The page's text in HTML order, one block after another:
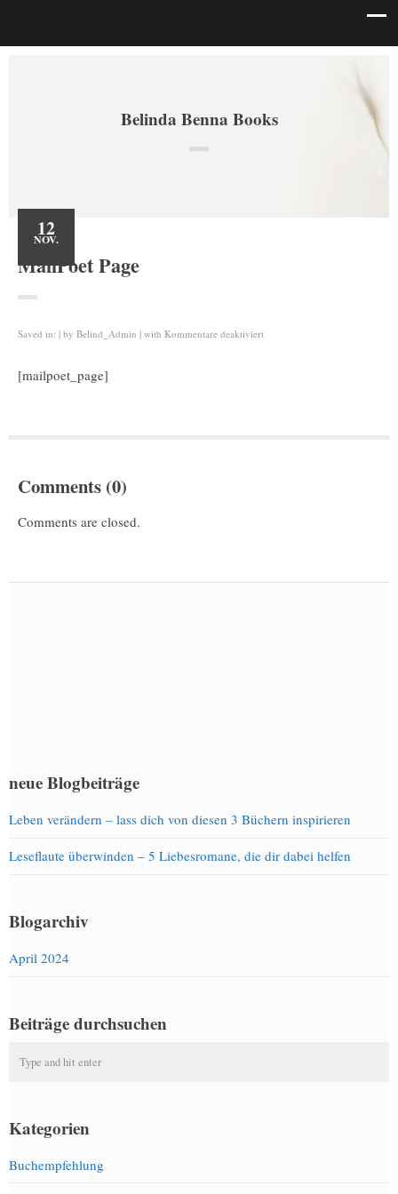
Belinda Benna Books
12
NOV.
MailPoet Page
Saved in: by Belind_Admin with Kommentare deaktiviertfür
[mailpoet_page]
Comments (0)
Comments are closed.
neue Blogbeiträge
Leben verändern – lass dich von diesen 3 Büchern inspirieren
Leseflaute überwinden – 5 Liebesromane, die dir dabei helfen
Blogarchiv
April 2024
Beiträge durchsuchen
Kategorien
Buchempfehlung